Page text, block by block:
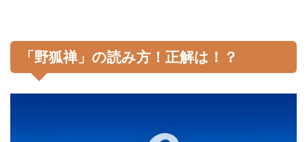
「野狐禅」の読み方！正解は！？